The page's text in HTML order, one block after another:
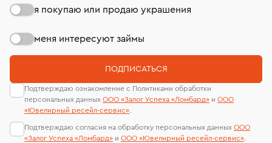
я покупаю или продаю украшения
меня интересуют займы
ПОДПИСАТЬСЯ
Подтверждаю ознакомление с Политиками обработки
персональных данных ООО «Залог Успеха «Ломбард» и ООО
«Ювелирный ресейл-сервиc».
Подтверждаю согласия на обработку персональных данных ООО
«Залог Успеха «Ломбард» и ООО «Ювелирный ресейл-сервиc».